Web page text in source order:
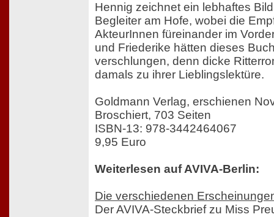
Hennig zeichnet ein lebhaftes
Begleiter am Hofe, wobei die
AkteurInnen füreinander im
und Friederike hätten dieses
verschlungen, denn dicke
damals zu ihrer Lieblingslektüre.
Goldmann Verlag, erschienen
Broschiert, 703 Seiten
ISBN-13: 978-3442464067
9,95 Euro
Weiterlesen auf AVIVA-Berlin:
Die verschiedenen
Der AVIVA-Steckbrief zu Miss